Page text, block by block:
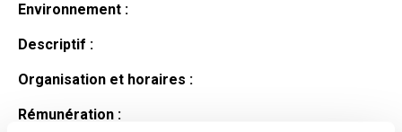
Environnement :
Descriptif :
Organisation et horaires :
Rémunération :